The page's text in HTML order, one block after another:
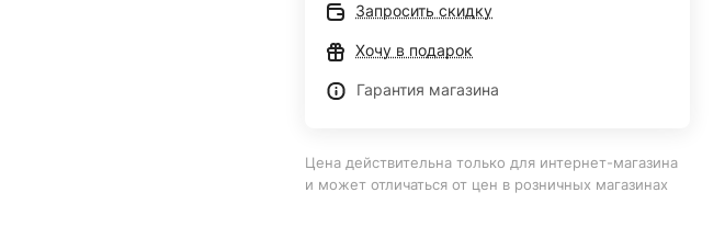
Запросить скидку
Хочу в подарок
Гарантия магазина
Цена действительна только для интернет-магазина
и может отличаться от цен в розничных магазинах